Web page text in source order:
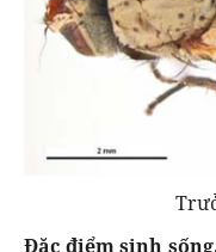
Đặc điểm sinh